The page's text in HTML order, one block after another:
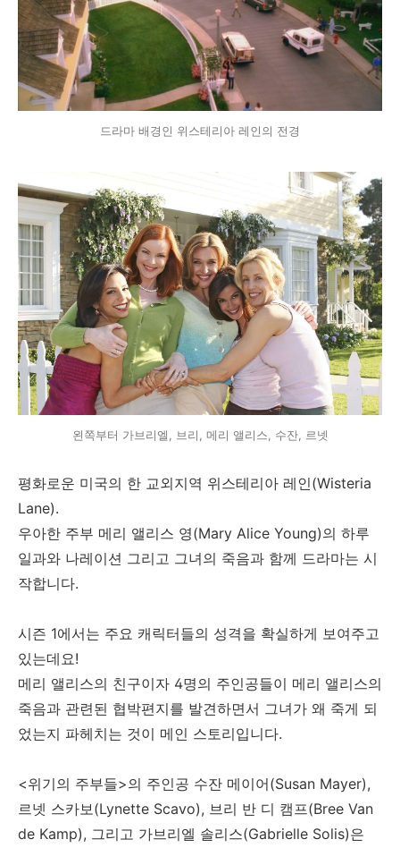
드라마 배경인 위스테리아 레인의 전경
왼쪽부터 가브리엘, 브리, 메리 앨리스, 수잔, 르넷
평화로운 미국의 한 교외지역 위스테리아 레인(Wisteria
Lane).
우아한 주부 메리 앨리스 영(Mary Alice Young)의 하루
일과와 나레이션 그리고 그녀의 죽음과 함께 드라마는 시
작합니다.
시즌 1에서는 주요 캐릭터들의 성격을 확실하게 보여주고
있는데요!
메리 앨리스의 친구이자 4명의 주인공들이 메리 앨리스의
죽음과 관련된 협박편지를 발견하면서 그녀가 왜 죽게 되
었는지 파헤치는 것이 메인 스토리입니다.
<위기의 주부들>의 주인공 수잔 메이어(Susan Mayer),
르넷 스카보(Lynette Scavo), 브리 반 디 캠프(Bree Van
de Kamp), 그리고 가브리엘 솔리스(Gabrielle Solis)은